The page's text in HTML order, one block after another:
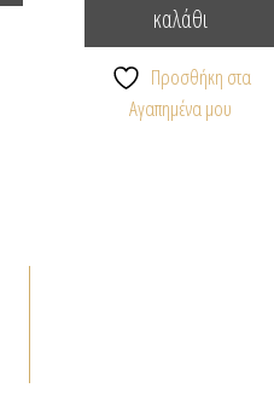
προϊόντος
καλάθι
Προσθήκη στα
Αγαπημένα μου